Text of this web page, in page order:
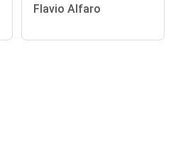
Flavio Alfaro